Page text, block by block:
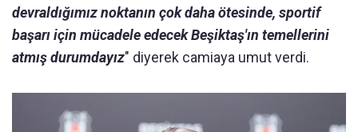
devraldığımız noktanın çok daha ötesinde, sportif
başarı için mücadele edecek Beşiktaş'ın temellerini
atmış durumdayız" diyerek camiaya umut verdi.